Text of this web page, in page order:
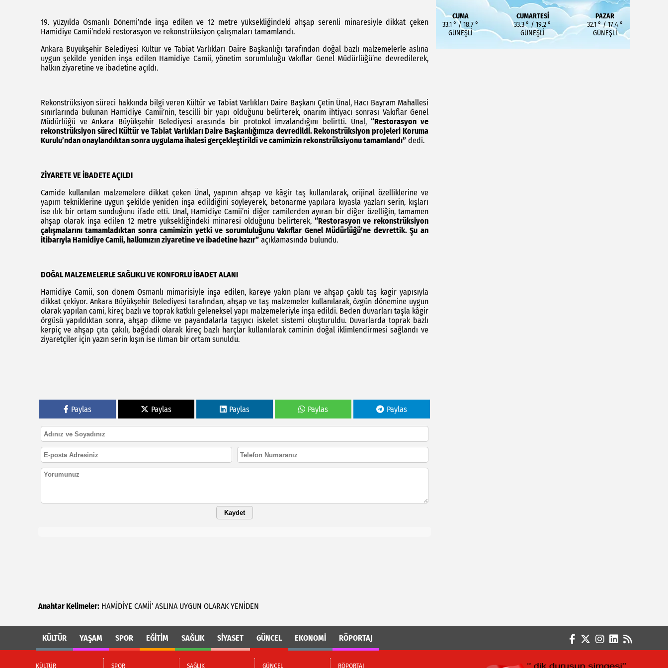
19. yüzyılda Osmanlı Dönemi’nde inşa edilen ve 12 metre yüksekliğindeki ahşap serenli minaresiyle dikkat çeken
Hamidiye Camii’ndeki restorasyon ve rekonstrüksiyon çalışmaları tamamlandı.
Ankara Büyükşehir Belediyesi Kültür ve Tabiat Varlıkları Daire Başkanlığı tarafından doğal bazlı malzemelerle aslına
uygun şekilde yeniden inşa edilen Hamidiye Camii, yönetim sorumluluğu Vakıflar Genel Müdürlüğü’ne devredilerek,
halkın ziyaretine ve ibadetine açıldı.
Rekonstrüksiyon süreci hakkında bilgi veren Kültür ve Tabiat Varlıkları Daire Başkanı Çetin Ünal, Hacı Bayram Mahallesi
sınırlarında bulunan Hamidiye Camii’nin, tescilli bir yapı olduğunu belirterek, onarım ihtiyacı sonrası Vakıflar Genel
Müdürlüğü ve Ankara Büyükşehir Belediyesi arasında bir protokol imzalandığını belirtti. Ünal,“Restorasyon ve
rekonstrüksiyon süreci Kültür ve Tabiat Varlıkları Daire Başkanlığımıza devredildi. Rekonstrüksiyon projeleri Koruma
Kurulu’ndan onaylandıktan sonra uygulama ihalesi gerçekleştirildi ve camimizin rekonstrüksiyonu tamamlandı” dedi.
ZİYARETE VE İBADETE AÇILDI
Camide kullanılan malzemelere dikkat çeken Ünal, yapının ahşap ve kâgir taş kullanılarak, orijinal özelliklerine ve
yapım tekniklerine uygun şekilde yeniden inşa edildiğini söyleyerek, betonarme yapılara kıyasla yazları serin, kışları
ise ılık bir ortam sunduğunu ifade etti. Ünal, Hamidiye Camii’ni diğer camilerden ayıran bir diğer özelliğin, tamamen
ahşap olarak inşa edilen 12 metre yüksekliğindeki minaresi olduğunu belirterek,“Restorasyon ve rekonstrüksiyon
çalışmalarını tamamladıktan sonra camimizin yetki ve sorumluluğunu Vakıflar Genel Müdürlüğü’ne devrettik. Şu an
itibarıyla Hamidiye Camii, halkımızın ziyaretine ve ibadetine hazır” açıklamasında bulundu.
DOĞAL MALZEMELERLE SAĞLIKLI VE KONFORLU İBADET ALANI
Hamidiye Camii, son dönem Osmanlı mimarisiyle inşa edilen, kareye yakın planı ve ahşap çakılı taş kagir yapısıyla
dikkat çekiyor. Ankara Büyükşehir Belediyesi tarafından, ahşap ve taş malzemeler kullanılarak, özgün dönemine uygun
olarak yapılan cami, kireç bazlı ve toprak katkılı geleneksel yapı malzemeleriyle inşa edildi. Beden duvarları taşla kâgir
örgüsü yapıldıktan sonra, ahşap dikme ve payandalarla taşıyıcı iskelet sistemi oluşturuldu. Duvarlarda toprak bazlı
kerpiç ve ahşap çıta çakılı, bağdadi olarak kireç bazlı harçlar kullanılarak caminin doğal iklimlendirmesi sağlandı ve
ziyaretçiler için yazın serin kışın ise ılıman bir ortam sunuldu.
Paylas Paylas Paylas Paylas Paylas
Kaydet
Anahtar Kelimeler: HAMİDİYE CAMİİ’ ASLINA UYGUN OLARAK YENİDEN
CUMA
33.1 ° / 18.7 °
GÜNEŞLI
CUMARTESI
33.3 ° / 19.2 °
GÜNEŞLI
PAZAR
32.1 ° / 17.4 °
GÜNEŞLI
KÜLTÜR YAŞAM SPOR EĞİTİM SAĞLIK SİYASET GÜNCEL EKONOMİ RÖPORTAJ
KÜLTÜR SPOR SAĞLIK GÜNCEL RÖPORTAJ